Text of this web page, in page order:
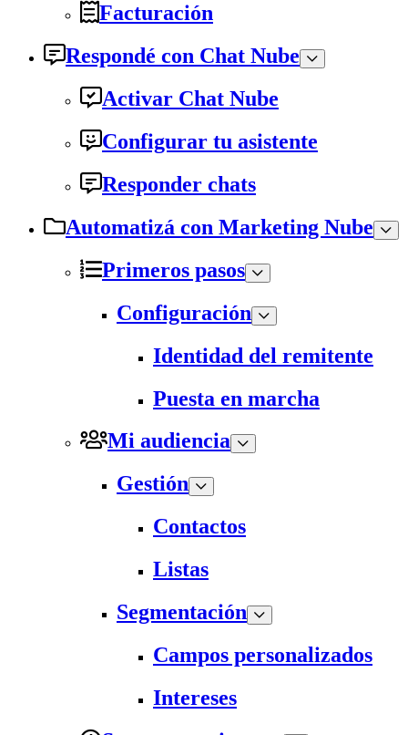
Facturación
Respondé con Chat Nube
Activar Chat Nube
Configurar tu asistente
Responder chats
Automatizá con Marketing Nube
Primeros pasos
Configuración
Identidad del remitente
Puesta en marcha
Mi audiencia
Gestión
Contactos
Listas
Segmentación
Campos personalizados
Intereses